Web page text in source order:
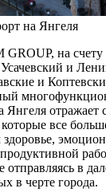
на Янгеля
на счету
и
и
Янгеля отражает
все
здоровье,
в
в черте города.